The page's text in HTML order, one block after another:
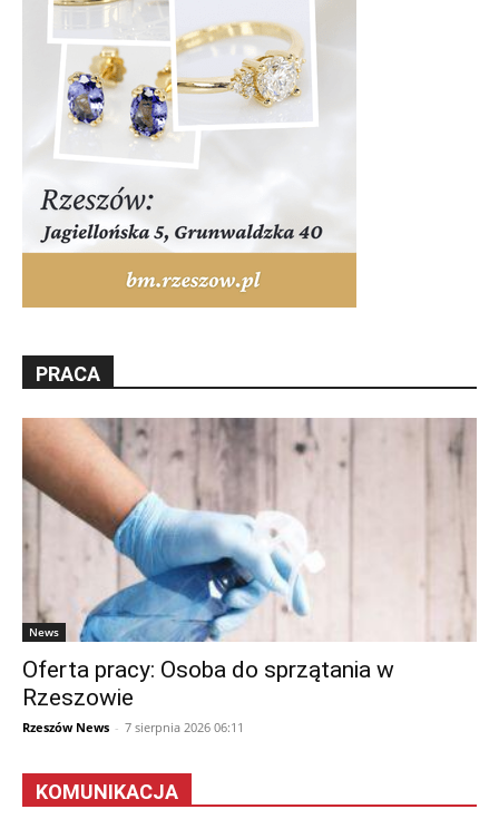
PRACA
News
Oferta pracy: Osoba do sprzątania w
Rzeszowie
Rzeszów News - 7 sierpnia 2026 06:11
KOMUNIKACJA